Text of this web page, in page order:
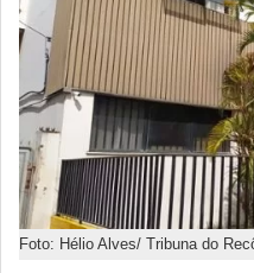
Foto: Hélio Alves/ Tribuna do